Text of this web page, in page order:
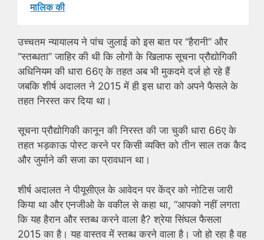
मालिक की
उच्चतम न्यायालय ने पांच जुलाई को इस बात पर “हैरानी” और
“स्तब्धता” जाहिर की थी कि लोगों के खिलाफ सूचना प्रौद्योगिकी
अधिनियम की धारा 66ए के तहत अब भी मुकदमे दर्ज हो रहे हैं
जबकि शीर्ष अदालत ने 2015 में ही इस धारा को अपने फैसले के
तहत निरस्त कर दिया था।
सूचना प्रौद्योगिकी कानून की निरस्त की जा चुकी धारा 66ए के
तहत भड़काऊ पोस्ट करने पर किसी व्यक्ति को तीन साल तक कैद
और जुर्माने की सजा का प्रावधान था।
शीर्ष अदालत ने पीयूसीएल के आवेदन पर केंद्र को नोटिस जारी
किया था और एनजीओ के वकील से कहा था, “आपको नहीं लगता
कि यह हैरान और स्तब्ध करने वाला है? श्रेया सिंघल फैसला
2015 का है। यह वास्तव में स्तब्ध करने वाला है। जो हो रहा है वह